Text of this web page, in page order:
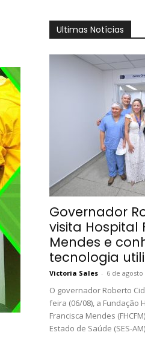
Ultimas Notícias
Governador
visita Hospital
Mendes e
tecnologia
Victoria Sales - 6 de agosto
O governador Roberto
feira (06/08), a Fundação
Francisca Mendes
Estado de Saúde (SES-